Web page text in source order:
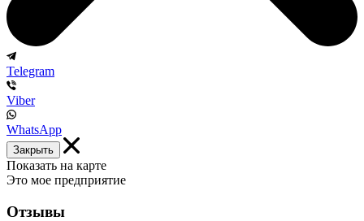
Telegram
Viber
WhatsApp
Закрыть
Показать на карте
Это мое предприятие
Отзывы